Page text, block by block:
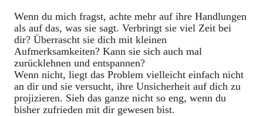
Wenn du mich fragst, achte mehr auf ihre Handlungen
als auf das, was sie sagt. Verbringt sie viel Zeit bei
dir? Überrascht sie dich mit kleinen
Aufmerksamkeiten? Kann sie sich auch mal
zurücklehnen und entspannen?
Wenn nicht, liegt das Problem vielleicht einfach nicht
an dir und sie versucht, ihre Unsicherheit auf dich zu
projizieren. Sieh das ganze nicht so eng, wenn du
bisher zufrieden mit dir gewesen bist.